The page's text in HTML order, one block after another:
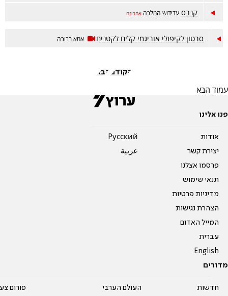
קנבס עדידוש המלכה אחרונה
סרטון לקיפולי אוריגמי קלים לקטנים אמא ברוכה
הקודם הבא
עמוד הבא
פנו אלינו
אודות
יצירת קשר
פרסמו אצלנו
תנאי שימוש
מדיניות פרטיות
הצהרת נגישות
המייל האדום
עברית
English
Pусский
عربية
מדורים
חדשות העולם הערבי פורום